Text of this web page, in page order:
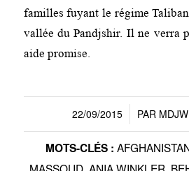
familles fuyant le régime
vallée du Pandjshir. Il ne verra
aide promise.
22/09/2015
/ PAR
MOTS-CLÉS :